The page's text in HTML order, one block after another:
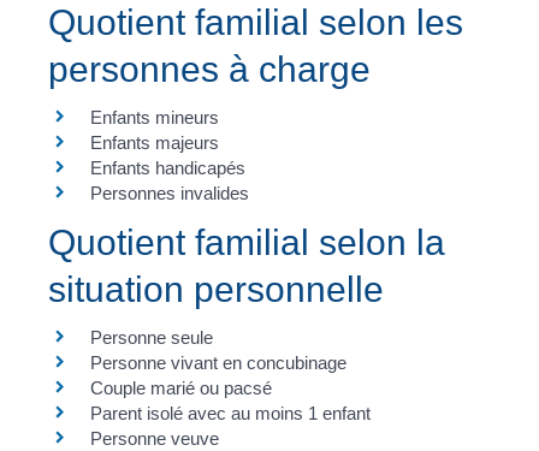
Quotient familial selon les
personnes à charge
Enfants mineurs
Enfants majeurs
Enfants handicapés
Personnes invalides
Quotient familial selon la
situation personnelle
Personne seule
Personne vivant en concubinage
Couple marié ou pacsé
Parent isolé avec au moins 1 enfant
Personne veuve